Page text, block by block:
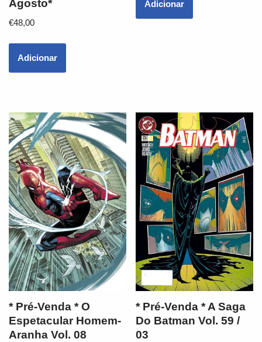
Agosto*
€48,00
Adicionar
Adicionar
* Pré-Venda * O
Espetacular Homem-
Aranha Vol. 08
* Pré-Venda * A Saga
Do Batman Vol. 59 /
03